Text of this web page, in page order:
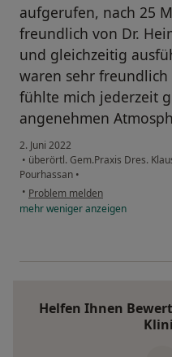
aufgerufen, nach 25
freundlich von Dr.
und gleichzeitig
waren sehr
fühlte mich jederzeit
angenehmen
2. Juni 2022
• überörtl. Gem.Praxis Dres.
Pourhassan •
• Problem melden
mehrwenigeranzeigen
Helfen Ihnen